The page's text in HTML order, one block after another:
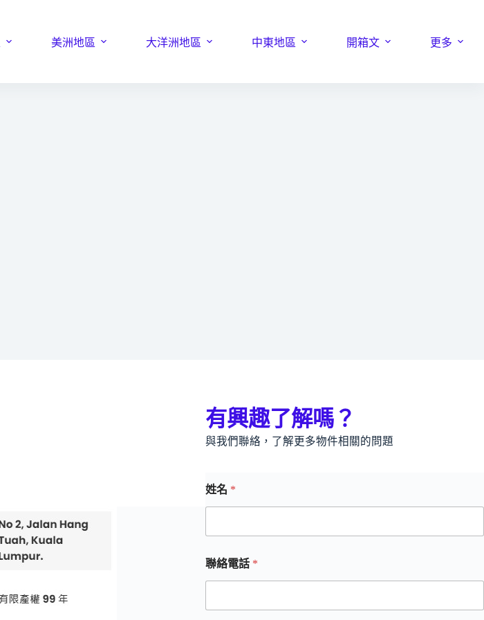
美洲地區 大洋洲地區 中東地區 開箱文 更多
有興趣了解嗎？
與我們聯絡，了解更多物件相關的問題
姓名 *
聯絡電話 *